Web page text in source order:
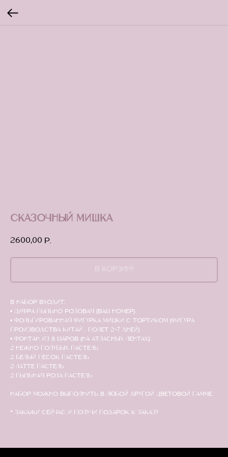
Сказочный мишка
2600,00 р.
В набор входит:
• Цифра пыльно розовая (ваш номер)
• Фольгированная фигурка мишки с тортиком (фигура
производства Китай , полет 2-7 дней)
• Фонтан из 8 шаров (на атласных лентах):
2 нежно голубых пастель
2 белый песок пастель
2 латте пастель
2 пыльная роза пастель
Набор можно выполнить в любой другой цветовой гамме
* Закажи сейчас и получи подарок к заказу